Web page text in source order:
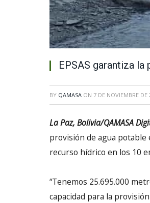
EPSAS garantiza
BY QAMASA ON 7 DE NOVIEMBRE DE
La Paz, Bolivia/QAMASA
provisión de agua potable
recurso hídrico en los 10
“Tenemos 25.695.000
capacidad para la